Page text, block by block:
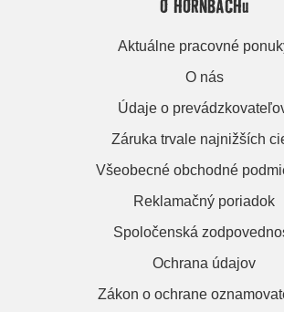
O HORNBACHu
Aktuálne pracovné
O nás
Údaje o
Záruka trvale najnižších
Všeobecné obchodné
Reklamačný poriadok
Spoločenská
Ochrana údajov
Zákon o ochrane